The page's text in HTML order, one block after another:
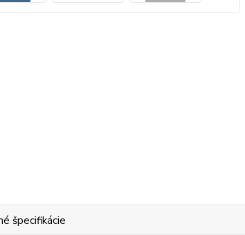
špecifikácie